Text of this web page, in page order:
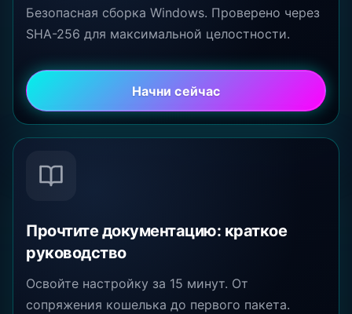
Безопасная сборка Windows. Проверено через
SHA-256 для максимальной целостности.
Начни сейчас
Прочтите документацию: краткое
руководство
Освойте настройку за 15 минут. От
сопряжения кошелька до первого пакета.